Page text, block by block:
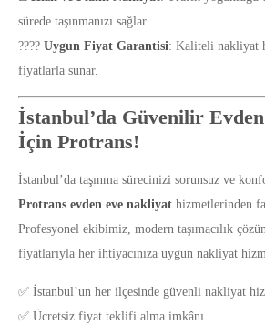
sürede taşınmanızı sağlar.
???? Uygun Fiyat Garantisi: Kaliteli nakliyat
fiyatlarla sunar.
İstanbul’da Güvenilir
İçin Protrans!
İstanbul’da taşınma sürecinizi sorunsuz ve
Protrans evden eve nakliyat hizmetlerinden
Profesyonel ekibimiz, modern taşımacılık
fiyatlarıyla her ihtiyacınıza uygun nakliyat
✅ İstanbul’un her ilçesinde güvenli nakliyat
✅ Ücretsiz fiyat teklifi alma imkânı